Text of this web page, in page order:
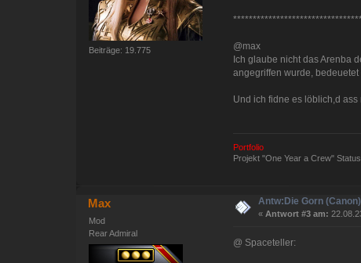
Beiträge: 19.775
@max
Ich glaube nicht das Arenba
angegriffen wurde,
Und ich fidne es löblich,d
Portfolio
Projekt "One Year a Crew"
Max
Mod
Rear Admiral
Antw:Die Gorn (Canon)
« Antwort #3 am:
@ Spaceteller: